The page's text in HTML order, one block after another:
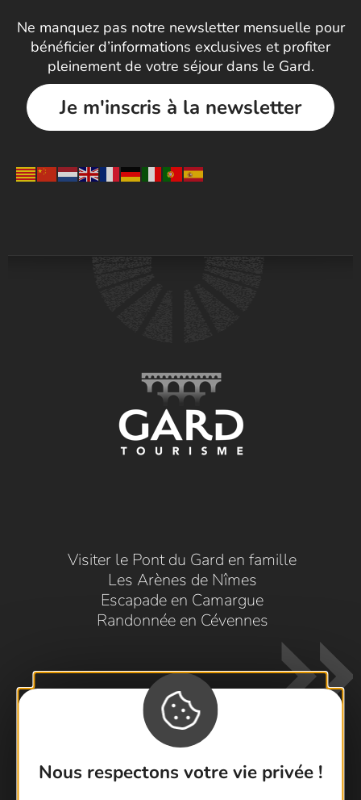
Nous respectons votre vie privée !
Ne manquez pas notre newsletter mensuelle pour
bénéficier d’informations exclusives et profiter
pleinement de votre séjour dans le Gard.
Je m'inscris à la newsletter
Visiter le Pont du Gard en famille
Les Arènes de Nîmes
Escapade en Camargue
Randonnée en Cévennes